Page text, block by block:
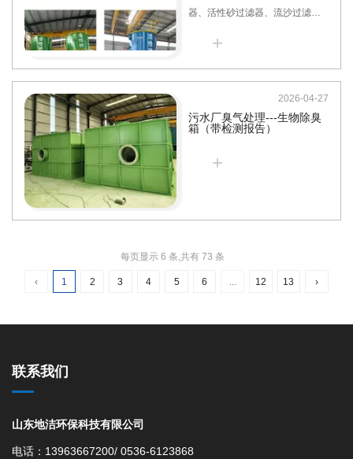
器、活性砂过滤器、流沙过滤
备。区别于普通石英砂过滤器，
它不需要停机反冲洗，过滤、洗
物、胶体、泥沙、微量油脂，还
应用于市政污水、工业循环水、
滤设备。
+
2026-04-27
污水厂臭气处理---生物除臭
箱（带检测报告）
+
每页显示 6 条,共有 73 条
‹ 1 2 3 4 5 6 12 13 ›
联系我们
山东地洁环保科技有限公司
电话：13963667200/ 0536-6123868